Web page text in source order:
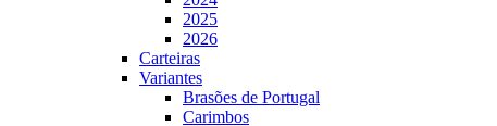
2025
2026
Carteiras
Variantes
Brasões de Portugal
Carimbos